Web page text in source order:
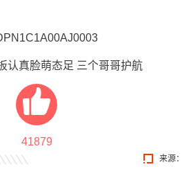
认真脸萌态足 三个哥哥护航
41879
来源：